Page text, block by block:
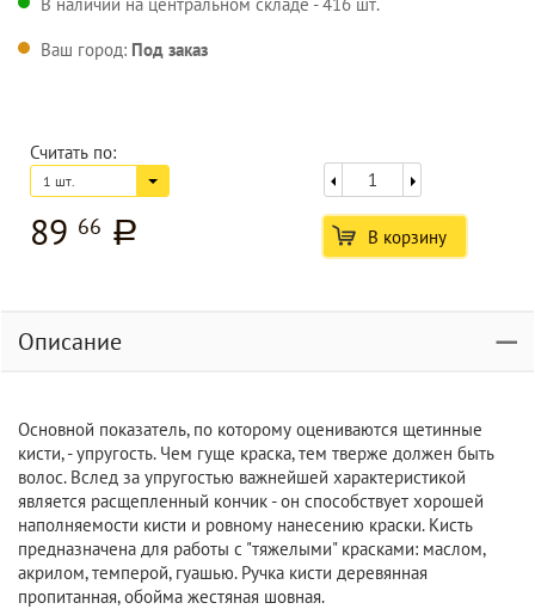
Ваш город: Под заказ
Считать по:
1 шт.
89 66 a В корзину
Описание
Основной показатель, по которому оцениваются щетинные
кисти, - упругость. Чем гуще краска, тем тверже должен быть
волос. Вслед за упругостью важнейшей характеристикой
является расщепленный кончик - он способствует хорошей
наполняемости кисти и ровному нанесению краски. Кисть
предназначена для работы с "тяжелыми" красками: маслом,
акрилом, темперой, гуашью. Ручка кисти деревянная
пропитанная, обойма жестяная шовная.